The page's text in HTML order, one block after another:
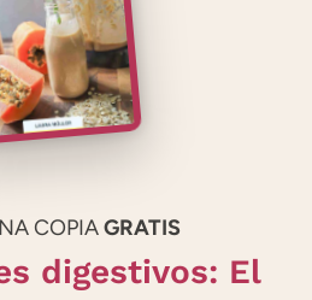
COPIAGRATIS
digestivos: El